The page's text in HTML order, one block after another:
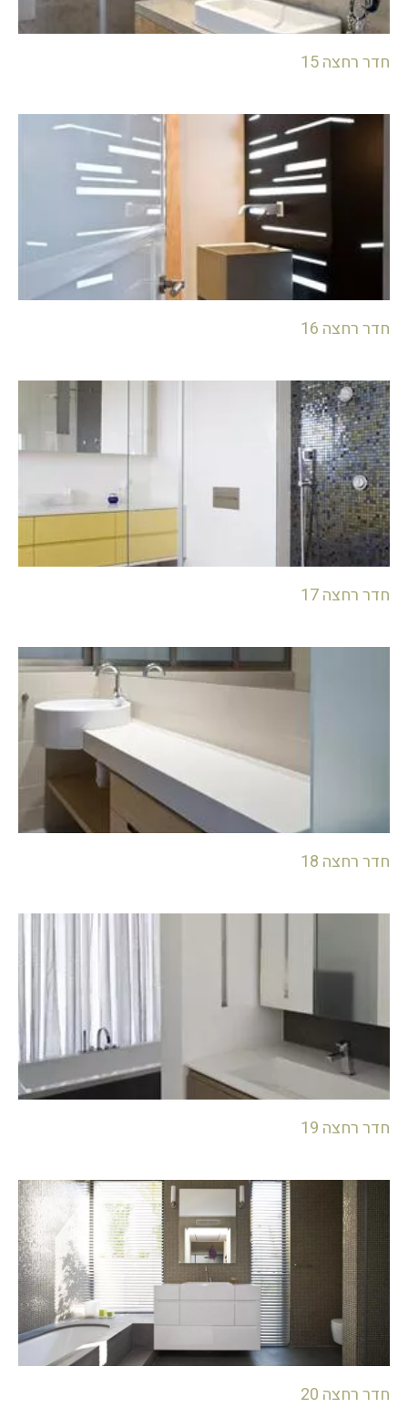
חדר רחצה 15
חדר רחצה 16
חדר רחצה 17
חדר רחצה 18
חדר רחצה 19
חדר רחצה 20